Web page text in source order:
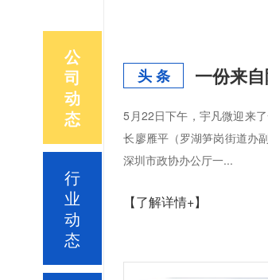
头 条 一份来
5月22日下午，宇凡微迎来
长廖雁平（罗湖笋岗街道办
深圳市政协办公厅一...
【了解详情+】
公
司
动
态
行
业
动
态